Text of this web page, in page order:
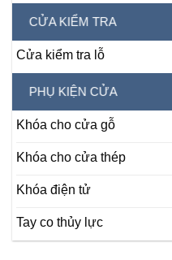
CỬA KIỂM TRA
Cửa kiểm tra lỗ
PHỤ KIỆN CỬA
Khóa cho cửa gỗ
Khóa cho cửa thép
Khóa điện tử
Tay co thủy lực